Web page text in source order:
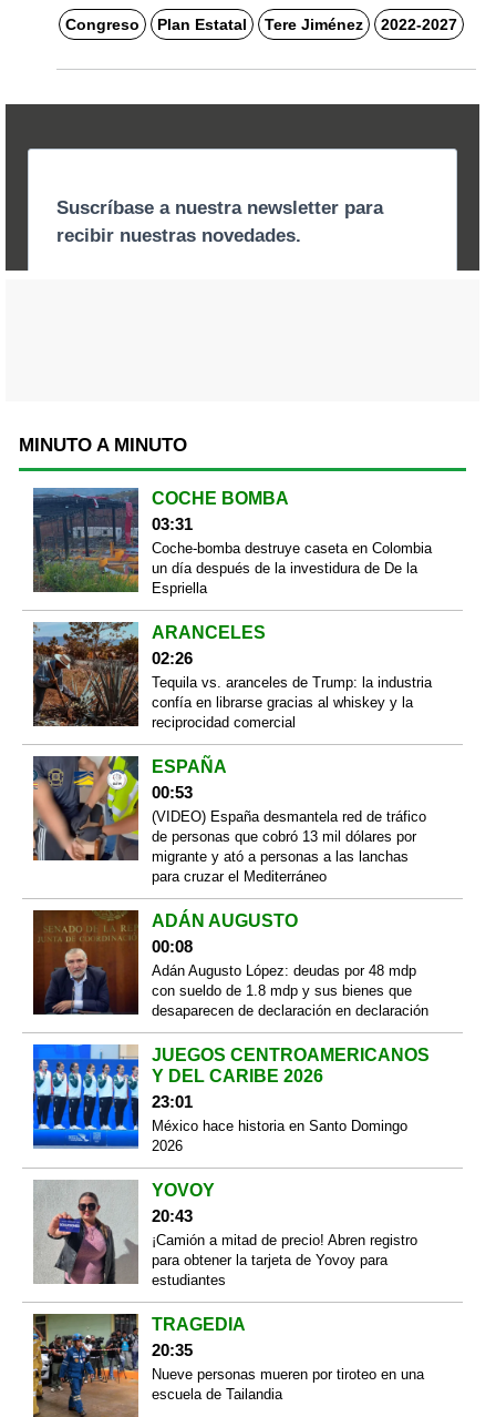
Congreso Plan Estatal Tere Jiménez 2022-2027
MINUTO A MINUTO
COCHE BOMBA
03:31
Coche-bomba destruye caseta en Colombia
un día después de la investidura de De la
Espriella
ARANCELES
02:26
Tequila vs. aranceles de Trump: la industria
confía en librarse gracias al whiskey y la
reciprocidad comercial
ESPAÑA
00:53
(VIDEO) España desmantela red de tráfico
de personas que cobró 13 mil dólares por
migrante y ató a personas a las lanchas
para cruzar el Mediterráneo
ADÁN AUGUSTO
00:08
Adán Augusto López: deudas por 48 mdp
con sueldo de 1.8 mdp y sus bienes que
desaparecen de declaración en declaración
JUEGOS CENTROAMERICANOS
Y DEL CARIBE 2026
23:01
México hace historia en Santo Domingo
2026
YOVOY
20:43
¡Camión a mitad de precio! Abren registro
para obtener la tarjeta de Yovoy para
estudiantes
TRAGEDIA
20:35
Nueve personas mueren por tiroteo en una
escuela de Tailandia